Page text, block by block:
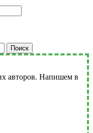
Поиск
авторов. Напишем в